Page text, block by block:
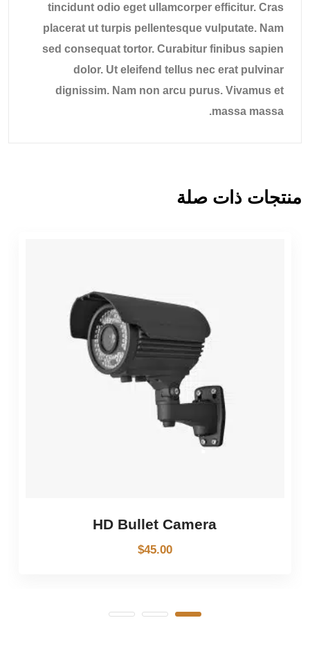
tincidunt odio eget ullamcorper efficitur. Cras
placerat ut turpis pellentesque vulputate. Nam
sed consequat tortor. Curabitur finibus sapien
dolor. Ut eleifend tellus nec erat pulvinar
dignissim. Nam non arcu purus. Vivamus et
massa massa.
منتجات ذات صلة
HD Bullet Camera
$45.00